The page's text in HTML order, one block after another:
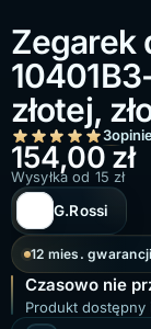
Zegarek
złotej,
3
154,00zł
Wysyłka od 15 zł
G.Rossi
12 mies.
Czasowo nie
Produkt dostępny